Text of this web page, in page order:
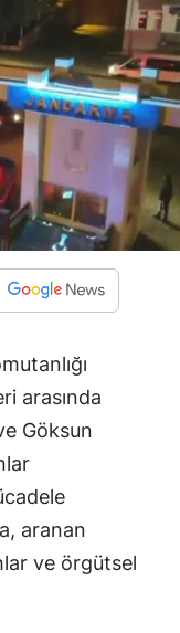
arasında
Göksun
aranan
ve örgütsel